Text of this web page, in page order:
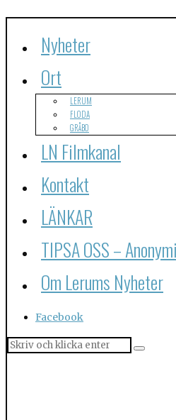
Nyheter
Ort
LERUM
FLODA
GRÅBO
LN Filmkanal
Kontakt
LÄNKAR
TIPSA OSS –
Om Lerums Nyheter
Facebook